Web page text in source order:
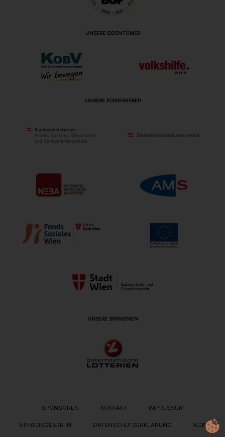
UNSERE EIGENTÜMER
UNSERE FÖRDERGEBER
UNSERE SPONSOREN
METANAVIGATION
SPONSOREN KONTAKT IMPRESSUM
HINWEISGEBER:IN DATENSCHUTZERKLÄRUNG AGB